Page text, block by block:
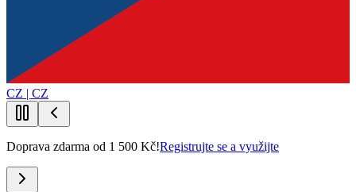
CZ | CZ
Doprava zdarma od 1 500 Kč!Registrujte se a využijte